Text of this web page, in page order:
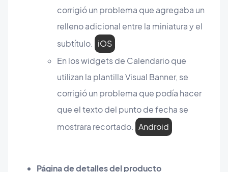
corrigió un problema que agregaba un
relleno adicional entre la miniatura y el
subtítulo. iOS
En los widgets de Calendario que
utilizan la plantilla Visual Banner, se
corrigió un problema que podía hacer
que el texto del punto de fecha se
mostrara recortado. Android
Página de detalles del producto